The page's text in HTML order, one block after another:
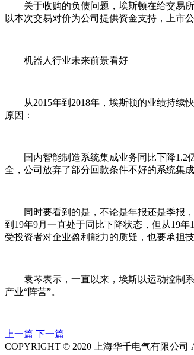
关于收购的负债问题，埃斯顿在给交易
以本次交易对价为公司提供资金支持，上市
机器人行业未来前景看好
从2015年到2018年，埃斯顿的业绩持
原因：
国内智能制造系统集成业务同比下降
全，公司放弃了部分回款条件不好的系统集
同时要看到的是，不论是年报还是季报
到19年9月一直处于同比下降状态，但从19
受投资者对企业盈利能力的质疑，也要承担
袁琴表示，一直以来，埃斯以运动控制
产业“阵营”。
上一篇 下一篇
COPYRIGHT © 2020 上海华千电气有限公司